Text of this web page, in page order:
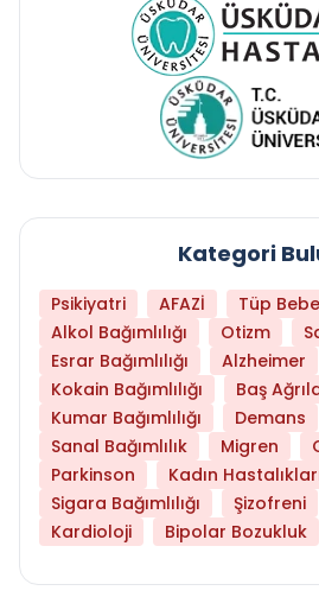
Kategori
Psikiyatri AFAZİ
Tüp
Alkol Bağımlılığı
Otizm
Esrar Bağımlılığı
Alzheimer
Kokain Bağımlılığı
Baş
Kumar Bağımlılığı
Demans
Sanal Bağımlılık
Migren
Parkinson
Kadın
Sigara Bağımlılığı
Şizofreni
Kardioloji
Bipolar Bozukluk